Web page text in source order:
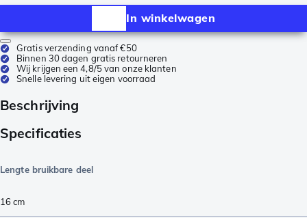
In winkelwagen
Gratis verzending vanaf €50
Binnen 30 dagen gratis retourneren
Wij krijgen een 4,8/5 van onze klanten
Snelle levering uit eigen voorraad
Beschrijving
Specificaties
Lengte bruikbare deel
16cm